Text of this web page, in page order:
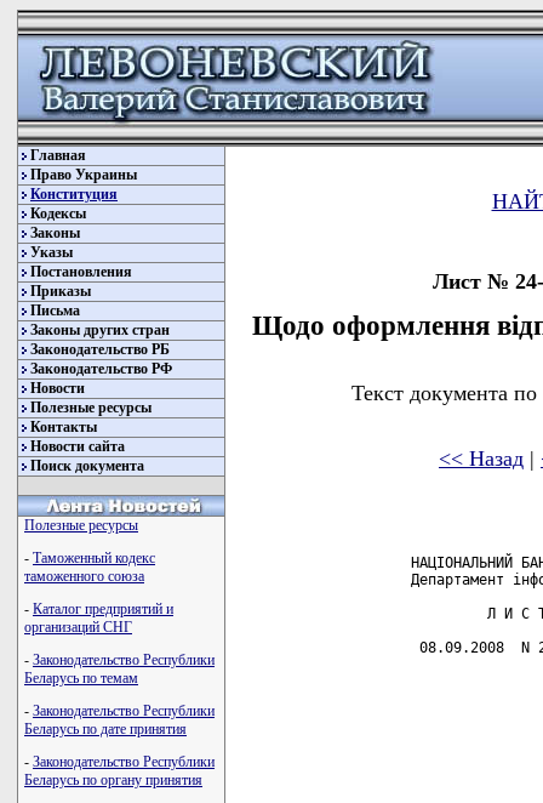
Главная
Право Украины
Конституция
Кодексы
Законы
Указы
Постановления
Приказы
Письма
Законы других стран
Законодательство РБ
Законодательство РФ
Новости
Полезные ресурсы
Контакты
Новости сайта
Поиск документа
Полезные ресурсы
- Таможенный кодекс
таможенного союза
- Каталог предприятий и
организаций СНГ
- Законодательство Республики
Беларусь по темам
- Законодательство Республики
Беларусь по дате принятия
- Законодательство Республики
Беларусь по органу принятия
Лист № 24-
Щодо оформлення
Текст документа
<< Назад |
НАЦІОНАЛЬНИЙ
Департамент
Л И С
08.09.2008  N